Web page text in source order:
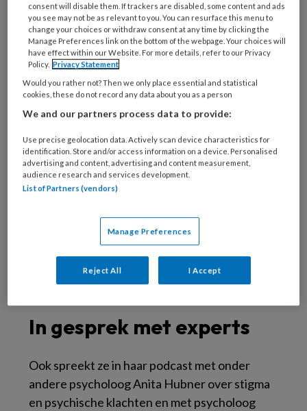
Tegelijkertijd wil ze anderen ook laten
meeluisteren tijdens therapiesessie en
meegeven dat je niet te lang met je problemen
rond moet lopen.
Mee de behandelkamer in
En zo ontstond het idee voor haar podcast:
Komt een meid bij de psych. In deze serie
neemt Eva je mee de behandelkamer in. Ze
brengt haar angsten in kaart, onderzoekt wat
er in haar hoofd gebeurt als ze bang is en gaat
ook haar angsten aan. Dat begint met vijf
seconden haar ogen dicht doen in de
badkamer tot uiteindelijk – na maanden
In gesprek met experts
Ook spreekt ze in haar podcast met onder
andere psycholoog Anita Hubner over stigma
en psychische klachten en met psycholoog
consent will disable them. If trackers are disabled, some content and ads
you see may not be as relevant to you. You can resurface this menu to
change your choices or withdraw consent at any time by clicking the
Manage Preferences link on the bottom of the webpage. Your choices will
have effect within our Website. For more details, refer to our Privacy
Policy. Privacy Statement
Would you rather not? Then we only place essential and statistical
cookies, these do not record any data about you as a person
We and our partners process data to provide:
Use precise geolocation data. Actively scan device characteristics for
identification. Store and/or access information on a device. Personalised
advertising and content, advertising and content measurement,
audience research and services development.
List of Partners (vendors)
Manage Preferences
Reject All I Accept